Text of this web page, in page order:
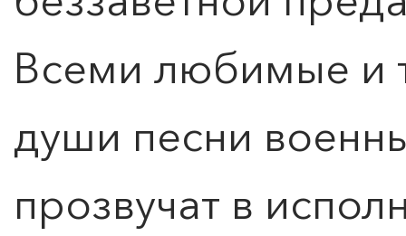
Всеми любимые и
души песни
прозвучат в